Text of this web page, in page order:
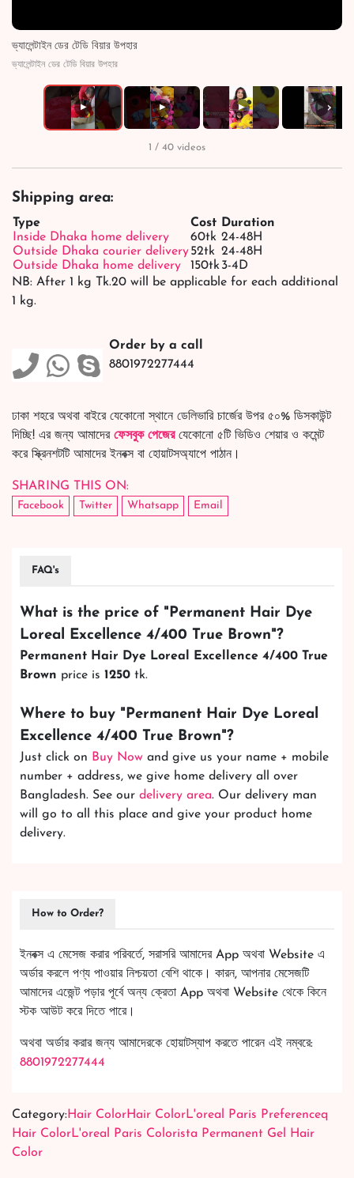
ভ্যালেন্টাইন ডের টেডি বিয়ার উপহার
ভ্যালেন্টাইন ডের টেডি বিয়ার উপহার
▶ ▶ ▶ ▶ ›
1 / 40 videos
Shipping area:
Type Cost Duration
Inside Dhaka home delivery
60tk 24-48H
Outside Dhaka courier delivery52tk 24-48H
Outside Dhaka home delivery
150tk3-4D
NB: After 1 kg Tk.20 will be applicable for each additional
1 kg.
Order by a call
8801972277444
ঢাকা শহরে অথবা বাইরে যেকোনো স্থানে ডেলিভারি চার্জের উপর ৫০% ডিসকাউন্ট
দিচ্ছি! এর জন্য আমাদের ফেসবুক পেজেরযেকোনো ৫টি ভিডিও শেয়ার ও কমেন্ট
করে স্ক্রিনশটটি আমাদের ইনবক্স বা হোয়াটসঅ্যাপে পাঠান।
SHARING THIS ON:
Facebook Twitter Whatsapp Email
FAQ's
What is the price of " Permanent Hair Dye
Loreal Excellence 4/400 True Brown"?
Permanent Hair Dye Loreal Excellence 4/400 True
Brown price is 1250 tk.
Where to buy " Permanent Hair Dye Loreal
Excellence 4/400 True Brown"?
Just click on Buy Now and give us your name + mobile
number + address, we give home delivery all over
Bangladesh. See our delivery area. Our delivery man
will go to all this place and give your product home
delivery.
How to Order?
ইনবক্স এ মেসেজ করার পরিবর্তে, সরাসরি আমাদের App অথবা Website এ
অর্ডার করলে পণ্য পাওয়ার নিশ্চয়তা বেশি থাকে। কারন, আপনার মেসেজটি
আমাদের এজেন্ট পড়ার পূর্বে অন্য ক্রেতা App অথবা Website থেকে কিনে
স্টক আউট করে দিতে পারে।
অথবা অর্ডার করার জন্য আমাদেরকে হোয়াটস্যাপ করতে পারেন এই নম্বরে:
8801972277444
Category:Hair ColorHair ColorL'oreal Paris Preferenceq
Hair ColorL'oreal Paris Colorista Permanent Gel Hair
Color